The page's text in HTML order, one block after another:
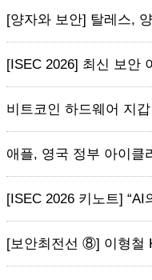
[양자와 보안] 탈레스,
[ISEC 2026] 최신 보안
비트코인 하드웨어 지
애플, 영국 정부 아이클
[ISEC 2026 키노트]
[보안최전선 ⑧] 이형철